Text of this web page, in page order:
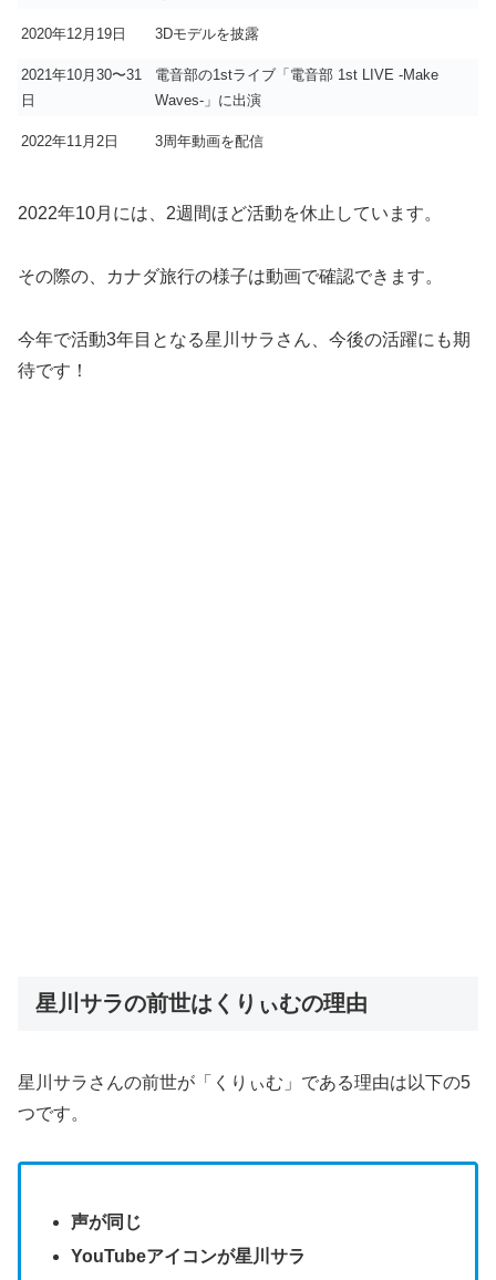
2020年12月19日 3Dモデルを披露
2021年10月30〜31
日
電音部の1stライブ「電音部 1st LIVE -Make
Waves-」に出演
2022年11月2日 3周年動画を配信
2022年10月には、2週間ほど活動を休止しています。
その際の、カナダ旅行の様子は動画で確認できます。
今年で活動3年目となる星川サラさん、今後の活躍にも期
待です！
星川サラの前世はくりぃむの理由
星川サラさんの前世が「くりぃむ」である理由は以下の5
つです。
声が同じ
YouTubeアイコンが星川サラ